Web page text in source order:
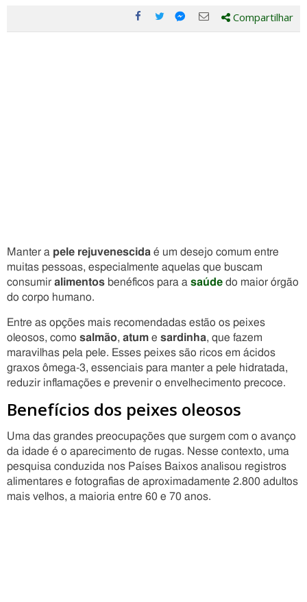
Compartilhe
Compartilhe
Compartilhe
Compartilhe
Compartilhar
Manter a pele rejuvenescida é um desejo comum entre
muitas pessoas, especialmente aquelas que buscam
consumir alimentos benéficos para a saúde do maior órgão
do corpo humano.
Entre as opções mais recomendadas estão os peixes
oleosos, como salmão, atum e sardinha, que fazem
maravilhas pela pele. Esses peixes são ricos em ácidos
graxos ômega-3, essenciais para manter a pele hidratada,
reduzir inflamações e prevenir o envelhecimento precoce.
Benefícios dos peixes oleosos
Uma das grandes preocupações que surgem com o avanço
da idade é o aparecimento de rugas. Nesse contexto, uma
pesquisa conduzida nos Países Baixos analisou registros
alimentares e fotografias de aproximadamente 2.800 adultos
mais velhos, a maioria entre 60 e 70 anos.